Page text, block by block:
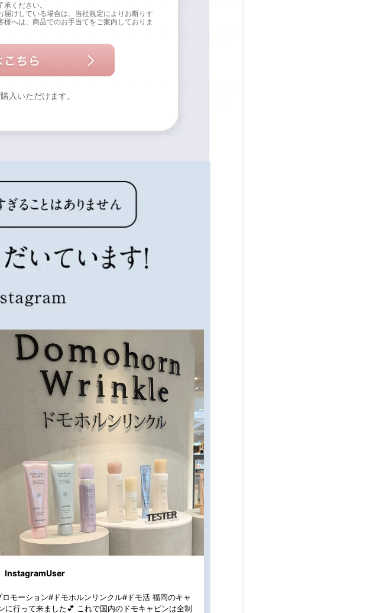
ください。
けしている場合は、当社規定によりお断りす
へは、商品でのお手当てをご案内しておりま
入いただけます。
InstagramUser
ロモーション#ドモホルンリンクル#ドモ活 福岡のキャ
に行って来ました💕 これで国内のドモキャビンは全制